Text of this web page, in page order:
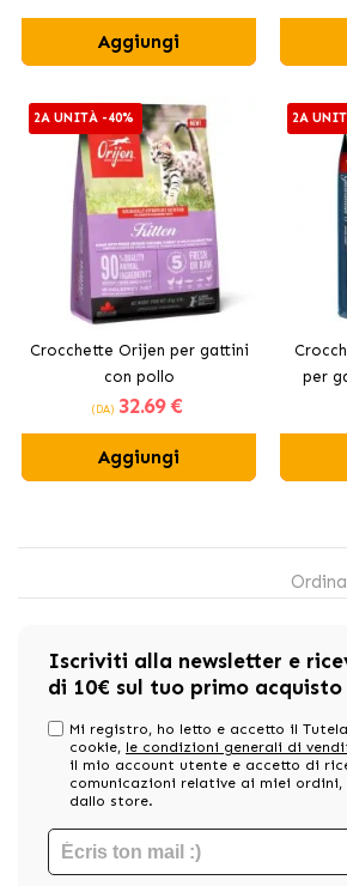
Aggiungi
2A UNITÀ -40%
Crocchette Orijen per gattini
con pollo
(DA) 32.69 €
Aggiungi
2A
per
Iscriviti alla newsletter e
di 10€ sul tuo primo acquisto
Mi registro, ho letto e accetto il
cookie, le condizioni generali di
il mio account utente e accetto di
comunicazioni relative ai miei
dallo store.